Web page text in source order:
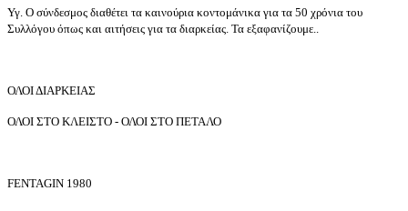
Υγ. Ο σύνδεσμος διαθέτει τα καινούρια κοντομάνικα για τα 50 χρόνια του
Συλλόγου όπως και αιτήσεις για τα διαρκείας. Τα εξαφανίζουμε..
ΟΛΟΙ ΔΙΑΡΚΕΙΑΣ
ΟΛΟΙ ΣΤΟ ΚΛΕΙΣΤΟ - ΟΛΟΙ ΣΤΟ ΠΕΤΑΛΟ
FENTAGIN 1980